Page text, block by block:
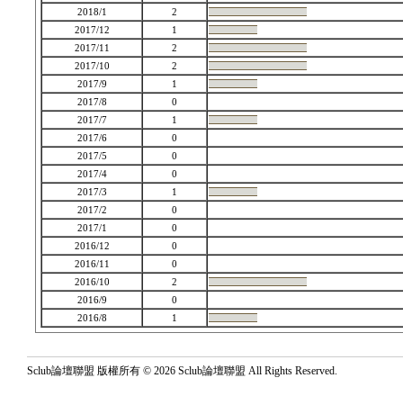
2018/1
2
2017/12
1
2017/11
2
2017/10
2
2017/9
1
2017/8
0
2017/7
1
2017/6
0
2017/5
0
2017/4
0
2017/3
1
2017/2
0
2017/1
0
2016/12
0
2016/11
0
2016/10
2
2016/9
0
2016/8
1
Sclub論壇聯盟 版權所有 © 2026 Sclub論壇聯盟 All Rights Reserved.